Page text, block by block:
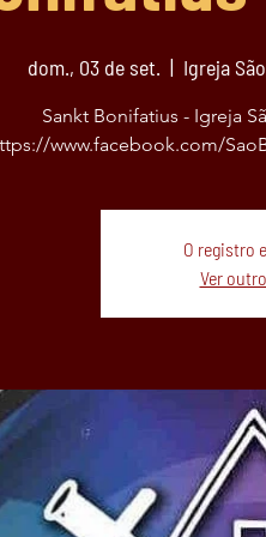
dom., 03 de set.
  |
Igreja
Sankt Bonifatius - Igreja
www.facebook.com/
O registro
Ver